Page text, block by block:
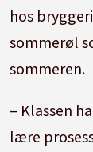
hos
sommerøl
sommeren.
– Klassen
lære